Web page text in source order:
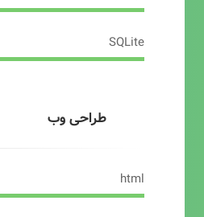
SQLite
طراحی وب
html